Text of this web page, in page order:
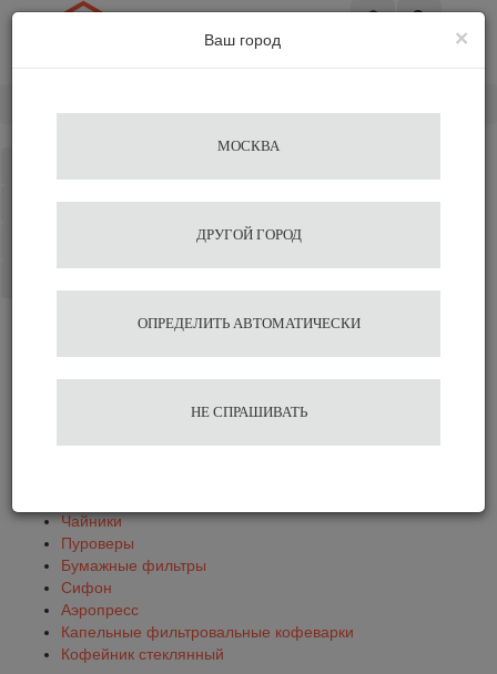
Избранное
Устройства для приготовления
Чайники
Пуроверы
Бумажные фильтры
Сифон
Аэропресс
Капельные фильтровальные кофеварки
Кофейник стеклянный
×
Ваш город
МОСКВА
ДРУГОЙ ГОРОД
ОПРЕДЕЛИТЬ АВТОМАТИЧЕСКИ
НЕ СПРАШИВАТЬ